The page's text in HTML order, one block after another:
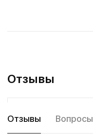
Отзывы
Отзывы Вопросы